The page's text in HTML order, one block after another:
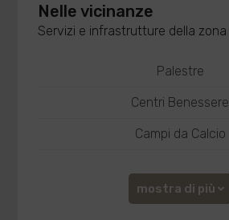
Nelle vicinanze
Servizi e infrastrutture della zona
Palestre
Centri Benessere
Campi da Calcio
mostra di più